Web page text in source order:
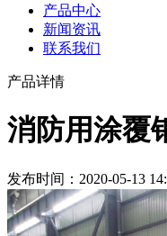
产品中心
新闻资讯
联系我们
产品详情
消防用涂覆
发布时间：2020-05-13